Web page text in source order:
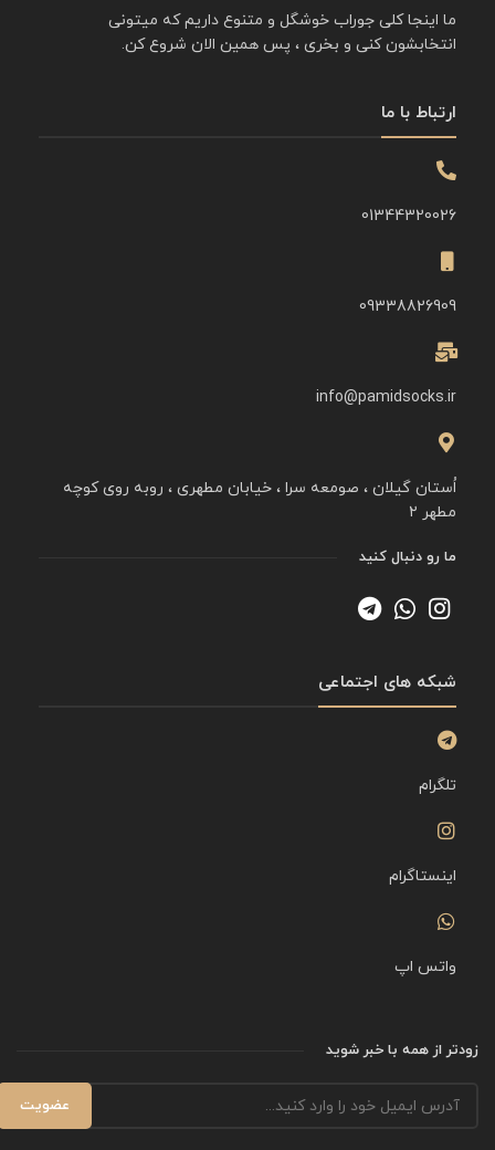
ما اینجا کلی جوراب خوشگل و متنوع داریم که میتونی
انتخابشون کنی و بخری ، پس همین الان شروع کن.
ارتباط با ما
01344320026
09338826909
info@pamidsocks.ir
اُستان گیلان ، صومعه سرا ، خیابان مطهری ، روبه روی کوچه
مطهر ۲
ما رو دنبال کنید
شبکه های اجتماعی
تلگرام
اینستاگرام
واتس اپ
زودتر از همه با خبر شوید